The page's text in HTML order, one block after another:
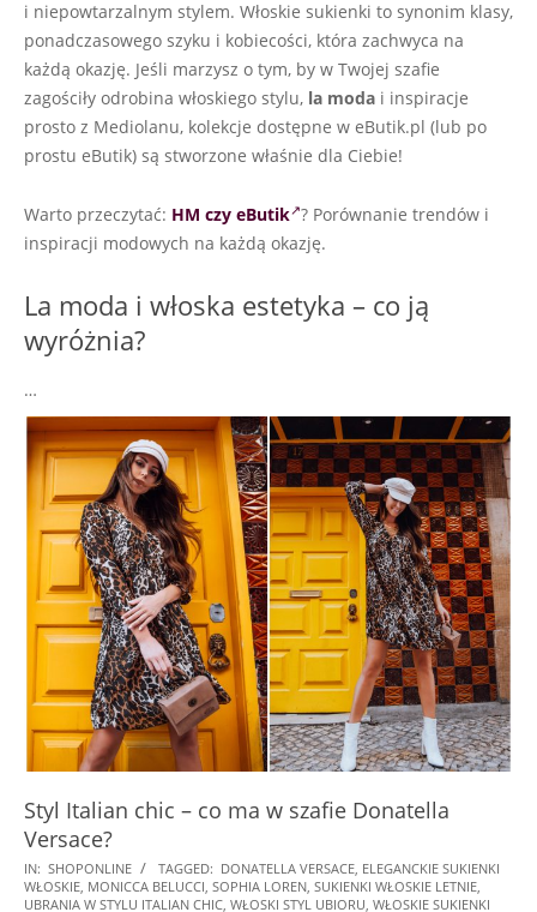
i niepowtarzalnym stylem. Włoskie sukienki to synonim klasy,
ponadczasowego szyku i kobiecości, która zachwyca na
każdą okazję. Jeśli marzysz o tym, by w Twojej szafie
zagościły odrobina włoskiego stylu, la moda i inspiracje
prosto z Mediolanu, kolekcje dostępne w eButik.pl (lub po
prostu eButik) są stworzone właśnie dla Ciebie!
Warto przeczytać: HM czy eButik ? Porównanie trendów i
inspiracji modowych na każdą okazję.
La moda i włoska estetyka – co ją
wyróżnia?
…
Styl Italian chic – co ma w szafie Donatella
Versace?
2025-
07-
IN: SHOPONLINE TAGGED: DONATELLA VERSACE ELEGANCKIE SUKIENKI
WŁOSKIE MONICCA BELUCCI SOPHIA LOREN SUKIENKI WŁOSKIE LETNIE
UBRANIA W STYLU ITALIAN CHIC WŁOSKI STYL UBIORU WŁOSKIE SUKIENKI